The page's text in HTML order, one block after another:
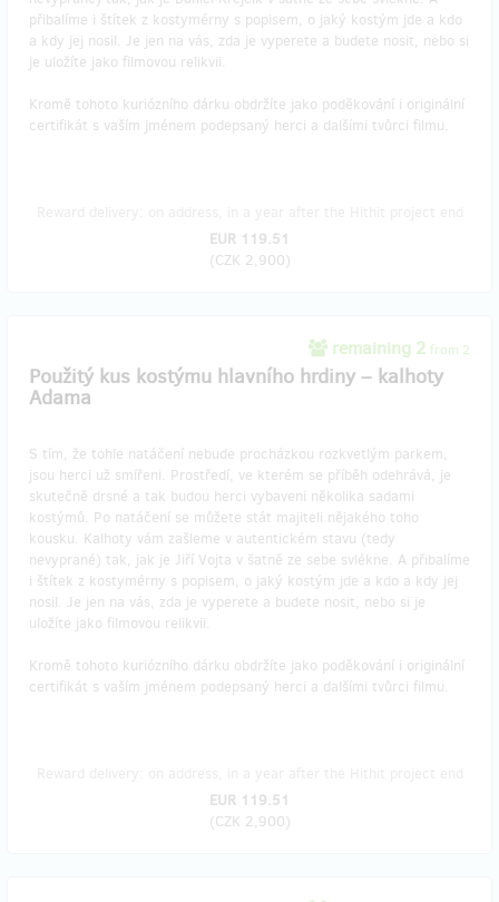
přibalíme i štítek z kostymérny s popisem, o jaký kostým jde a kdo
a kdy jej nosil. Je jen na vás, zda je vyperete a budete nosit, nebo si
je uložíte jako filmovou relikvii.
Kromě tohoto kuriózního dárku obdržíte jako poděkování i originální
certifikát s vaším jménem podepsaný herci a dalšími tvůrci filmu.
EUR 119.51
(CZK 2,900)
remaining 2 from 2
Použitý kus kostýmu hlavního hrdiny – kalhoty
Adama
S tím, že tohle natáčení nebude procházkou rozkvetlým parkem,
jsou herci už smířeni. Prostředí, ve kterém se příběh odehrává, je
skutečně drsné a tak budou herci vybaveni několika sadami
kostýmů. Po natáčení se můžete stát majiteli nějakého toho
kousku. Kalhoty vám zašleme v autentickém stavu (tedy
nevyprané) tak, jak je Jiří Vojta v šatně ze sebe svlékne. A přibalíme
i štítek z kostymérny s popisem, o jaký kostým jde a kdo a kdy jej
nosil. Je jen na vás, zda je vyperete a budete nosit, nebo si je
uložíte jako filmovou relikvii.
Kromě tohoto kuriózního dárku obdržíte jako poděkování i originální
certifikát s vaším jménem podepsaný herci a dalšími tvůrci filmu.
EUR 119.51
(CZK 2,900)